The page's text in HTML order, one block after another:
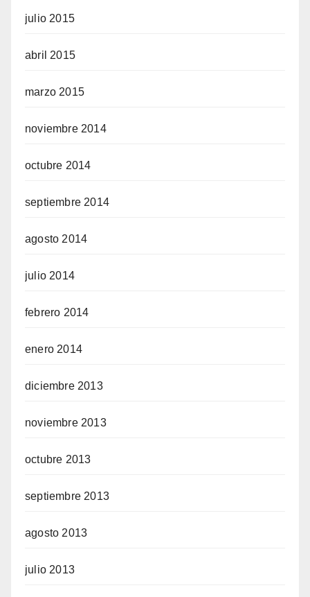
julio 2015
abril 2015
marzo 2015
noviembre 2014
octubre 2014
septiembre 2014
agosto 2014
julio 2014
febrero 2014
enero 2014
diciembre 2013
noviembre 2013
octubre 2013
septiembre 2013
agosto 2013
julio 2013